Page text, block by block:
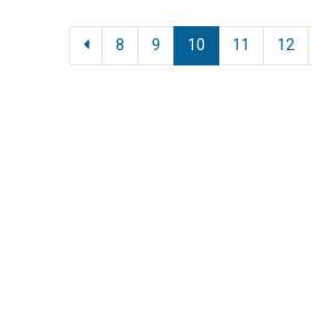
8 9 10 11 12